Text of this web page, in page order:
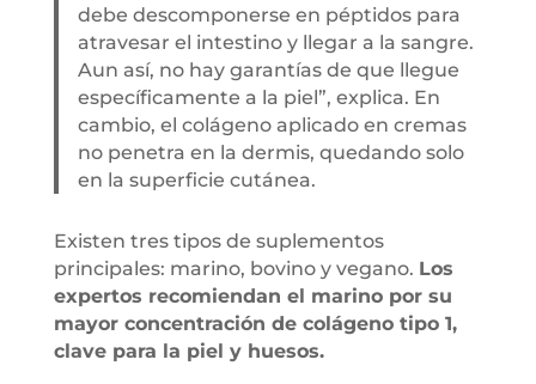
debe descomponerse en péptidos para
atravesar el intestino y llegar a la sangre.
Aun así, no hay garantías de que llegue
específicamente a la piel”, explica. En
cambio, el colágeno aplicado en cremas
no penetra en la dermis, quedando solo
en la superficie cutánea.
Existen tres tipos de suplementos
principales: marino, bovino y vegano. Los
expertos recomiendan el marino por su
mayor concentración de colágeno tipo 1,
clave para la piel y huesos.